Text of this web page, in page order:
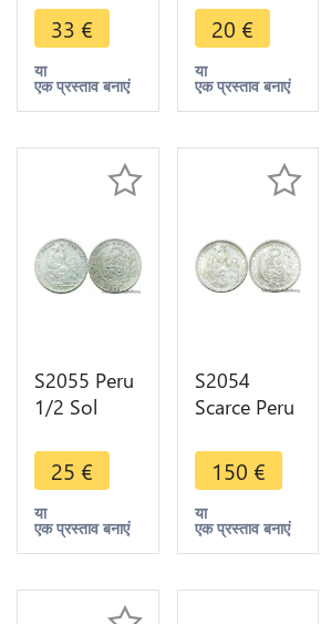
Silver ->
Faire Offre
33 €
या
एक प्रस्ताव बनाएं
Argent
Silver ->
Faire Offre
20 €
या
एक प्रस्ताव बनाएं
S2055 Peru
1/2 Sol
->Make
offer
25 €
या
एक प्रस्ताव बनाएं
S2054
Scarce Peru
Lima 1907
FDC ! UNC !
BU Argent -
>Make
150 €
या
एक प्रस्ताव बनाएं